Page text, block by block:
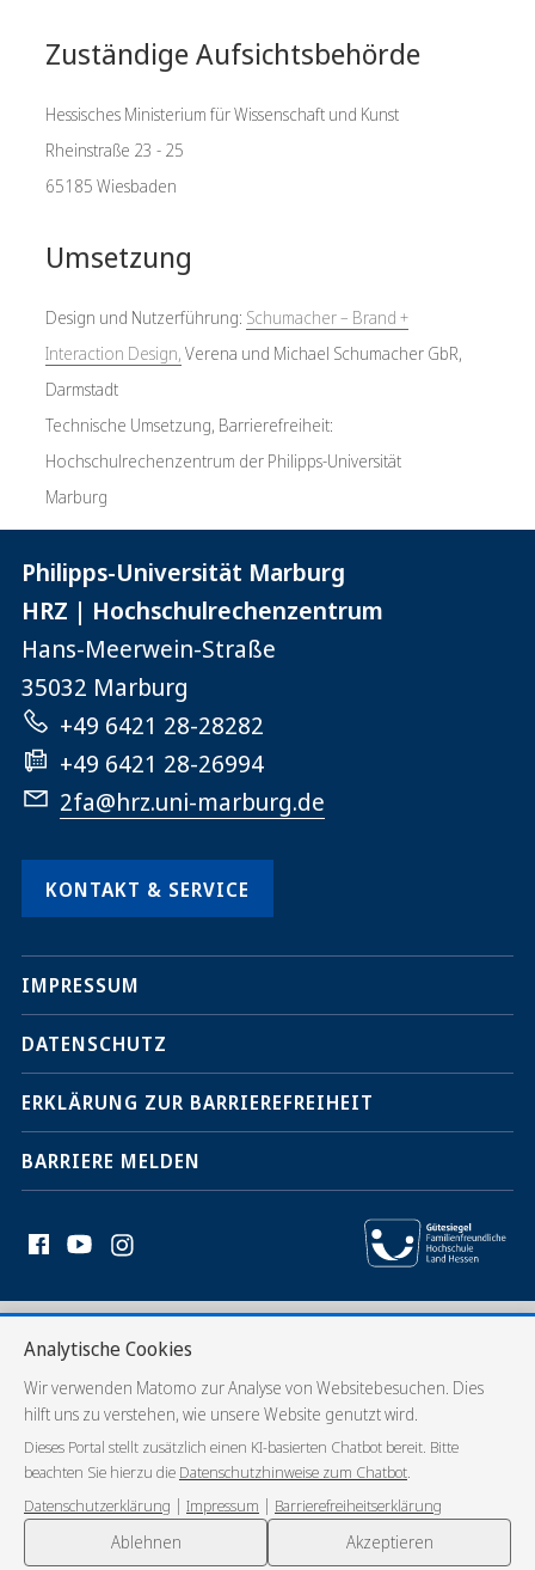
Analytische Cookies
Wir verwenden Matomo zur Analyse von Websitebesuchen. Dies
hilft uns zu verstehen, wie unsere Website genutzt wird.
Dieses Portal stellt zusätzlich einen KI-basierten Chatbot bereit. Bitte
beachten Sie hierzu die Datenschutzhinweise zum Chatbot.
Datenschutzerklärung | Impressum | Barrierefreiheitserklärung
Ablehnen Akzeptieren
Zuständige Aufsichtsbehörde
Hessisches Ministerium für Wissenschaft und Kunst
Rheinstraße 23 - 25
65185 Wiesbaden
Umsetzung
Design und Nutzerführung: Schumacher – Brand +
Interaction Design, Verena und Michael Schumacher GbR,
Darmstadt
Technische Umsetzung, Barrierefreiheit:
Hochschulrechenzentrum der Philipps-Universität
Marburg
Kontaktinformationen
der
Universität
Marburg
Philipps-Universität Marburg
HRZ | Hochschulrechenzentrum
Hans-Meerwein-Straße
35032 Marburg
+49 6421 28-28282
+49 6421 28-26994
2fa@hrz.uni-marburg.de
KONTAKT & SERVICE
Service-
Navigation
und
Social
Media
Kontakte
IMPRESSUM
DATENSCHUTZ
ERKLÄRUNG ZUR BARRIEREFREIHEIT
BARRIERE MELDEN